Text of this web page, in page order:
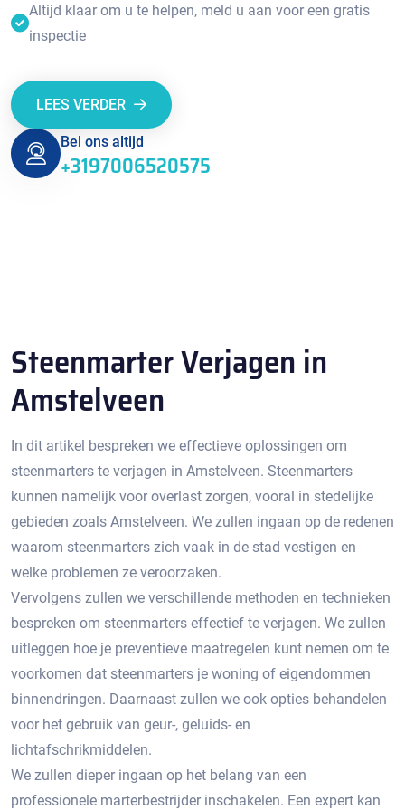
Altijd klaar om u te helpen, meld u aan voor een gratis
inspectie
LEES VERDER
Bel ons altijd
+3197006520575
Steenmarter Verjagen in
Amstelveen
In dit artikel bespreken we effectieve oplossingen om
steenmarters te verjagen in Amstelveen. Steenmarters
kunnen namelijk voor overlast zorgen, vooral in stedelijke
gebieden zoals Amstelveen.​ We zullen ingaan op de redenen
waarom steenmarters zich vaak in de stad vestigen en
welke problemen ze veroorzaken.​
Vervolgens zullen we verschillende methoden en technieken
bespreken om steenmarters effectief te verjagen.​ We zullen
uitleggen hoe je preventieve maatregelen kunt nemen om te
voorkomen dat steenmarters je woning of eigendommen
binnendringen.​ Daarnaast zullen we ook opties behandelen
voor het gebruik van geur-, geluids- en
lichtafschrikmiddelen.​
We zullen dieper ingaan op het belang van een
professionele marterbestrijder inschakelen.​ Een expert kan